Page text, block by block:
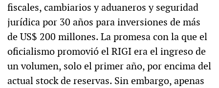
fiscales, cambiarios y aduaneros y seguridad
jurídica por 30 años para inversiones de más
de US$ 200 millones. La promesa con la que el
oficialismo promovió el RIGI era el ingreso de
un volumen, solo el primer año, por encima del
actual stock de reservas. Sin embargo, apenas